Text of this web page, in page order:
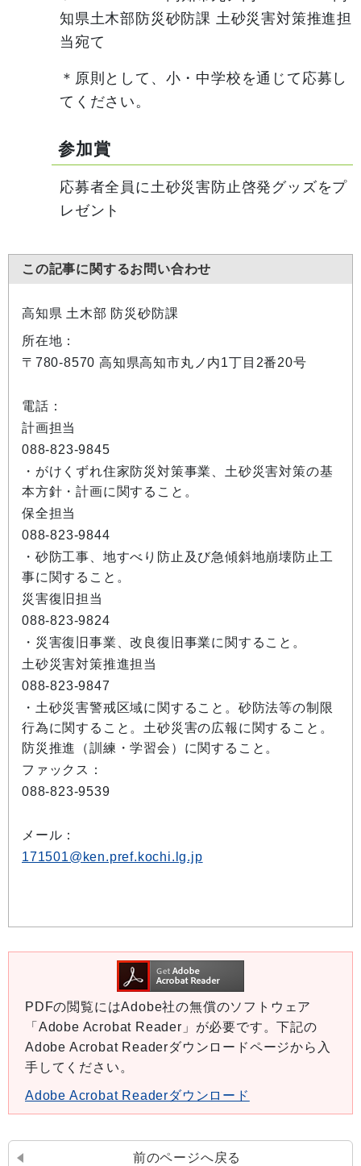
知県土木部防災砂防課 土砂災害対策推進担
当宛て
＊原則として、小・中学校を通じて応募し
てください。
参加賞
応募者全員に土砂災害防止啓発グッズをプ
レゼント
この記事に関するお問い合わせ
高知県 土木部 防災砂防課
所在地：
〒780-8570 高知県高知市丸ノ内1丁目2番20号
電話：
計画担当
088-823-9845
・がけくずれ住家防災対策事業、土砂災害対策の基
本方針・計画に関すること。
保全担当
088-823-9844
・砂防工事、地すべり防止及び急傾斜地崩壊防止工
事に関すること。
災害復旧担当
088-823-9824
・災害復旧事業、改良復旧事業に関すること。
土砂災害対策推進担当
088-823-9847
・土砂災害警戒区域に関すること。砂防法等の制限
行為に関すること。土砂災害の広報に関すること。
防災推進（訓練・学習会）に関すること。
ファックス：
088-823-9539
メール：
171501@ken.pref.kochi.lg.jp
PDFの閲覧にはAdobe社の無償のソフトウェア
「Adobe Acrobat Reader」が必要です。下記の
Adobe Acrobat Readerダウンロードページから入
手してください。
Adobe Acrobat Readerダウンロード
前のページへ戻る